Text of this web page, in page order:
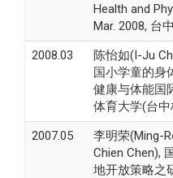
Health and
Mar. 2008, 台
2008.03
陈怡如(I-Ju
国小学童的身
健康与体能国
体育大学(台中
2007.05
李明荣(Ming-
Chien Chen),
地开放策略之